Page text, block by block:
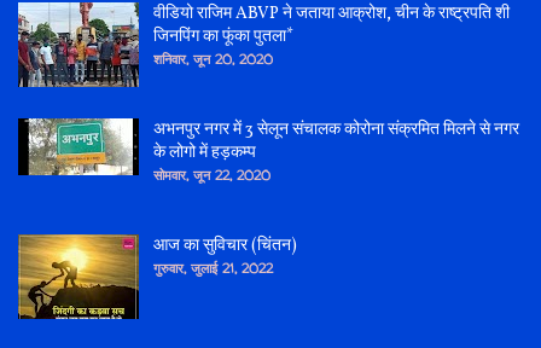
वीडियो राजिम ABVP ने जताया आक्रोश, चीन के राष्ट्रपति शी
जिनपिंग का फूंका पुतला*
शनिवार, जून 20, 2020
अभनपुर नगर में 3 सेलून संचालक कोरोना संक्रमित मिलने से नगर
के लोगो में हड़कम्प
सोमवार, जून 22, 2020
आज का सुविचार (चिंतन)
गुरुवार, जुलाई 21, 2022